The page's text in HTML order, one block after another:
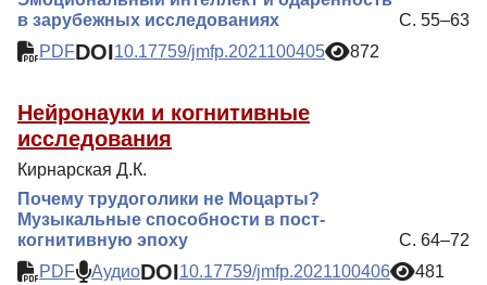
в зарубежных исследованиях
С. 55–63
PDFDOI10.17759/jmfp.2021100405 872
Нейронауки и когнитивные
исследования
Кирнарская Д.К.
Почему трудоголики не Моцарты?
Музыкальные способности в пост-
когнитивную эпоху
С. 64–72
PDF
АудиоDOI10.17759/jmfp.2021100406 481